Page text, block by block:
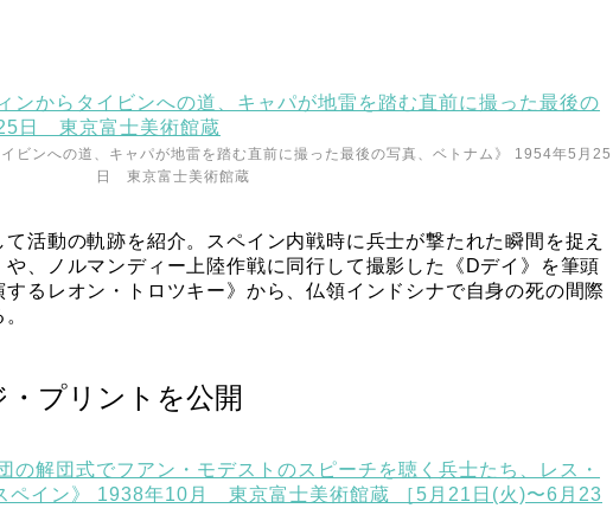
ビンへの道、キャパが地雷を踏む直前に撮った最後の写真、ベトナム》 1954年5月25
日 東京富士美術館蔵
活動の軌跡を紹介。スペイン内戦時に兵士が撃たれた瞬間を捉え
、ノルマンディー上陸作戦に同行して撮影した《Dデイ》を筆頭
るレオン・トロツキー》から、仏領インドシナで自身の死の間際
プリントを公開